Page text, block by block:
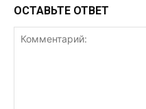
ОСТАВЬТЕ ОТВЕТ